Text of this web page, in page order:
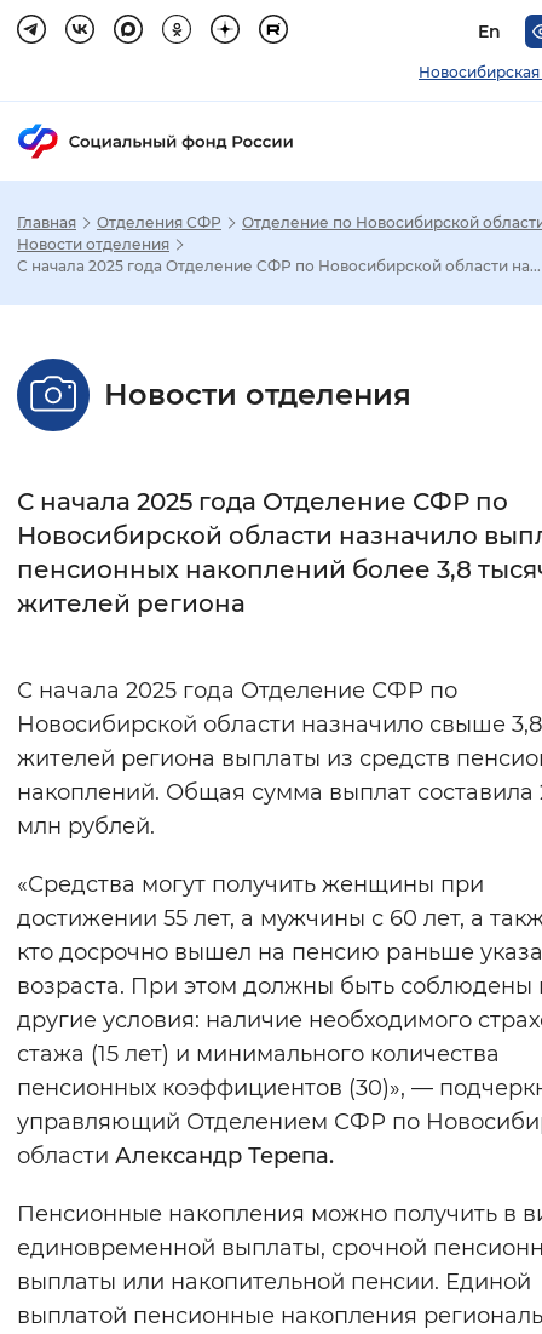
En
Новосибирская
Настройка режима отображения
Стандартный Увеличенный
Без засечек
Цвет сайта
Монохромный
Синий фон
Включены Выключены
Звуковой ассистент
Воспроизвести Остановить
Вернуть стандартные настройки
Главная Отделения СФР
Отделение по Новосибирской
Новости отделения
С начала 2025 года Отделение СФР по Новосибирской области на...
Новости отделения
С начала 2025 года Отделение СФР по
Новосибирской области назначило
пенсионных накоплений более 3,8
жителей региона
С начала 2025 года Отделение СФР по
Новосибирской области назначило свыше
жителей региона выплаты из средств
накоплений. Общая сумма выплат составила
млн рублей.
«Средства могут получить женщины при
достижении 55 лет, а мужчины с 60 лет, а
кто досрочно вышел на пенсию раньше
возраста. При этом должны быть соблюдены
другие условия: наличие необходимого
стажа (15 лет) и минимального количества
пенсионных коэффициентов (30)», —
управляющий Отделением СФР по
области Александр Терепа.
Пенсионные накопления можно получить в
единовременной выплаты, срочной
выплаты или накопительной пенсии. Единой
выплатой пенсионные накопления